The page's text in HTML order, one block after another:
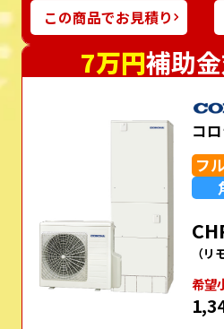
この商品でお見積り
7万円補助
コ
フ
（リ
希望